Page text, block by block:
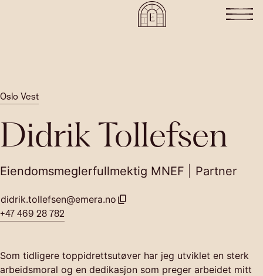
Oslo Vest
Didrik Tollefsen
Eiendomsmeglerfullmektig MNEF | Partner
didrik.tollefsen@emera.no
+47 469 28 782
Som tidligere toppidrettsutøver har jeg utviklet en sterk
arbeidsmoral og en dedikasjon som preger arbeidet mitt